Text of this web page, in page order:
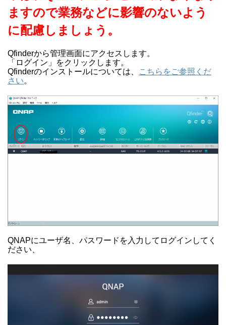
ますので業務などに影響のないよう
に配慮しましょう。
Qfinderから管理画面にアクセスします。
「ログイン」をクリックします。
Qfinderのインストールについては、
こちらをご参照くだ
さい。
QNAPにユーザ名、パスワードを入力してログインしてく
ださい、